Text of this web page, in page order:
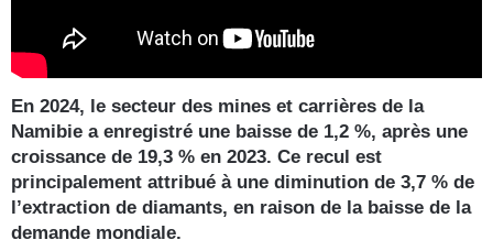
En 2024, le secteur des mines et carrières de la
Namibie a enregistré une baisse de 1,2 %, après une
croissance de 19,3 % en 2023. Ce recul est
principalement attribué à une diminution de 3,7 % de
l’extraction de diamants, en raison de la baisse de la
demande mondiale.